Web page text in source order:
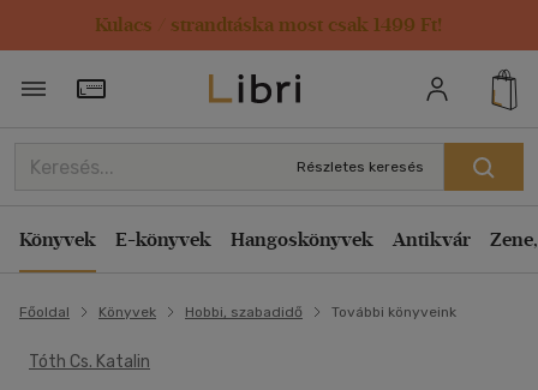
Kulacs / strandtáska most csak 1499 Ft!
Törzsvásárlói Kártya adatai
Részletes keresés
Könyvek E-könyvek Hangoskönyvek Antikvár
Főoldal Könyvek Hobbi, szabadidő További könyveink
Tóth Cs. Katalin